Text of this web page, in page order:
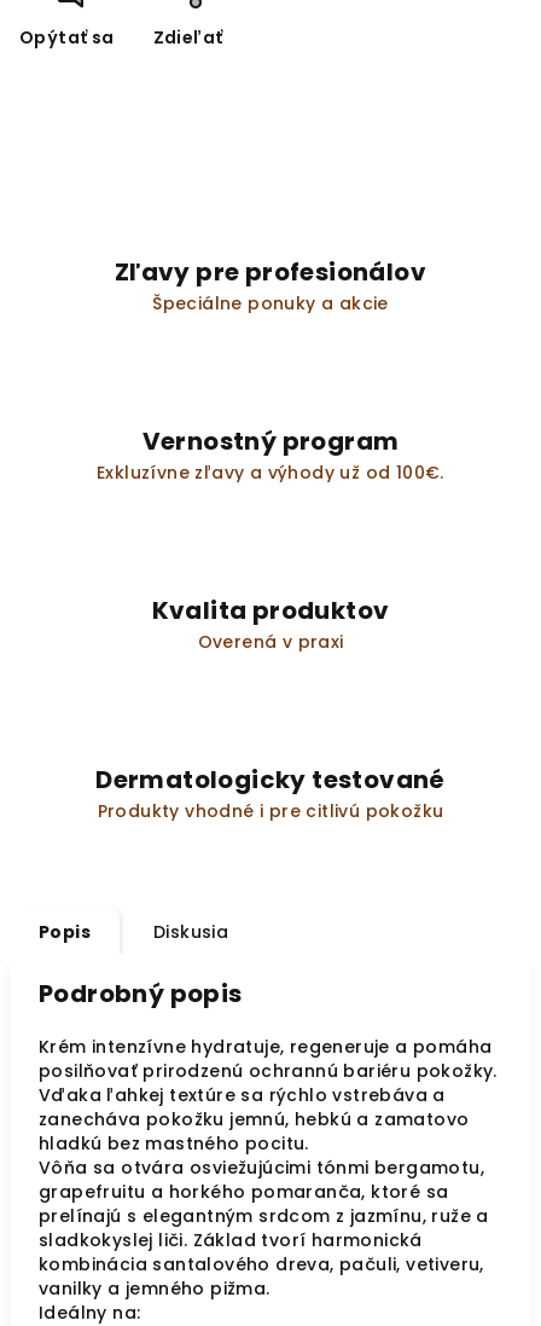
Opýtať sa Zdieľať
Zľavy pre profesionálov
Špeciálne ponuky a akcie
Vernostný program
Exkluzívne zľavy a výhody už od 100€.
Kvalita produktov
Overená v praxi
Dermatologicky testované
Produkty vhodné i pre citlivú pokožku
Popis Diskusia
Podrobný popis
Krém intenzívne hydratuje, regeneruje a pomáha
posilňovať prirodzenú ochrannú bariéru pokožky.
Vďaka ľahkej textúre sa rýchlo vstrebáva a
zanecháva pokožku jemnú, hebkú a zamatovo
hladkú bez mastného pocitu.
Vôňa sa otvára osviežujúcimi tónmi bergamotu,
grapefruitu a horkého pomaranča, ktoré sa
prelínajú s elegantným srdcom z jazmínu, ruže a
sladkokyslej liči. Základ tvorí harmonická
kombinácia santalového dreva, pačuli, vetiveru,
vanilky a jemného pižma.
Ideálny na: